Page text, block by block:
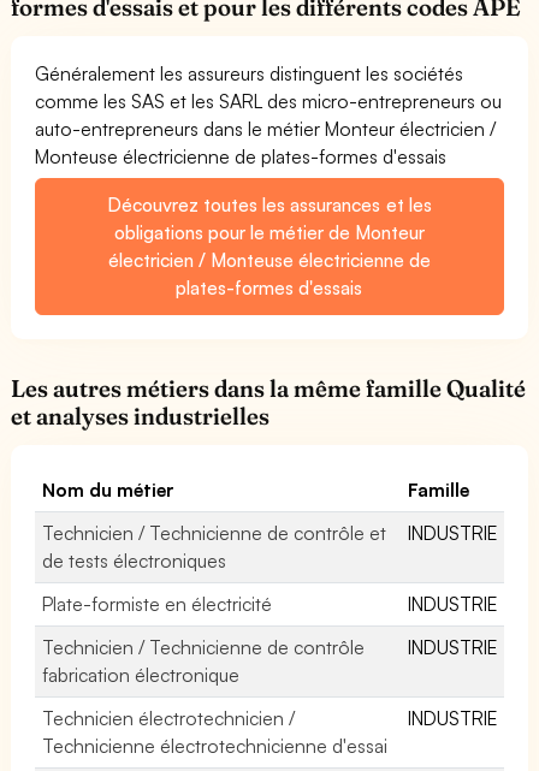
formes d'essais et pour les différents codes APE
Généralement les assureurs distinguent les sociétés
comme les SAS et les SARL des micro-entrepreneurs ou
auto-entrepreneurs dans le métier Monteur électricien /
Monteuse électricienne de plates-formes d'essais
Découvrez toutes les assurances et les
obligations pour le métier de Monteur
électricien / Monteuse électricienne de
plates-formes d'essais
Les autres métiers dans la même famille Qualité
et analyses industrielles
Nom du métier
Famille
Technicien / Technicienne de contrôle et
de tests électroniques
INDUSTRIE
Plate-formiste en électricité
INDUSTRIE
Technicien / Technicienne de contrôle
fabrication électronique
INDUSTRIE
Technicien électrotechnicien /
Technicienne électrotechnicienne d'essai
INDUSTRIE